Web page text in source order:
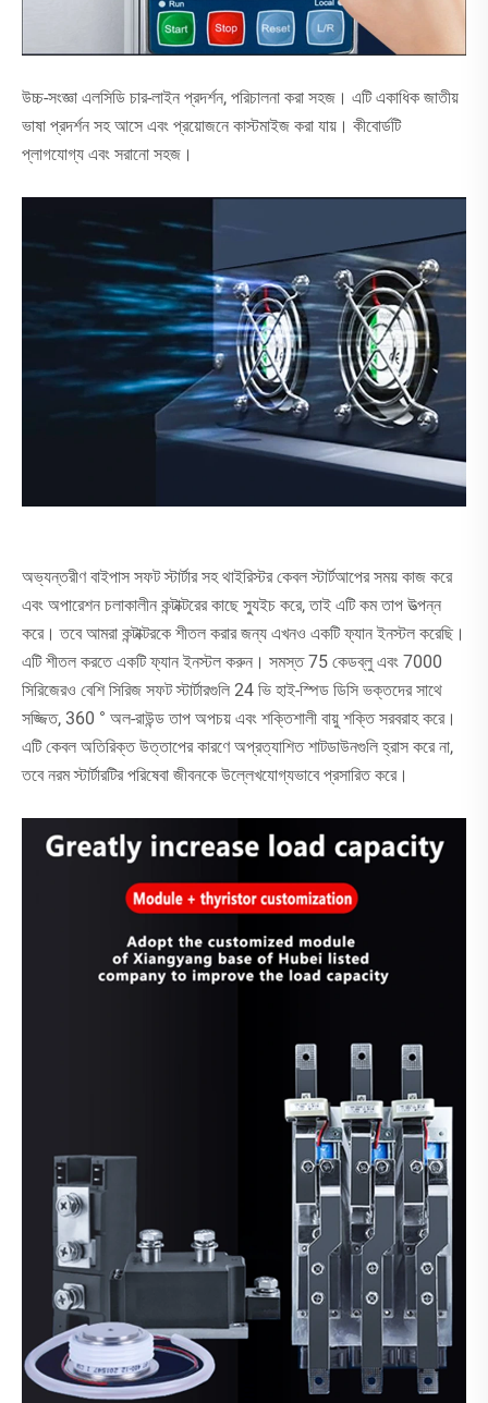
উচ্চ-সংজ্ঞা এলসিডি চার-লাইন প্রদর্শন, পরিচালনা করা সহজ। এটি একাধিক জাতীয়
ভাষা প্রদর্শন সহ আসে এবং প্রয়োজনে কাস্টমাইজ করা যায়। কীবোর্ডটি
প্লাগযোগ্য এবং সরানো সহজ।
অভ্যন্তরীণ বাইপাস সফট স্টার্টার সহ থাইরিস্টর কেবল স্টার্টআপের সময় কাজ করে
এবং অপারেশন চলাকালীন কন্টাক্টরের কাছে স্যুইচ করে, তাই এটি কম তাপ উত্পন্ন
করে। তবে আমরা কন্টাক্টরকে শীতল করার জন্য এখনও একটি ফ্যান ইনস্টল করেছি।
এটি শীতল করতে একটি ফ্যান ইনস্টল করুন। সমস্ত 75 কেডব্লু এবং 7000
সিরিজেরও বেশি সিরিজ সফট স্টার্টারগুলি 24 ভি হাই-স্পিড ডিসি ভক্তদের সাথে
সজ্জিত, 360 ° অল-রাউন্ড তাপ অপচয় এবং শক্তিশালী বায়ু শক্তি সরবরাহ করে।
এটি কেবল অতিরিক্ত উত্তাপের কারণে অপ্রত্যাশিত শাটডাউনগুলি হ্রাস করে না,
তবে নরম স্টার্টারটির পরিষেবা জীবনকে উল্লেখযোগ্যভাবে প্রসারিত করে।